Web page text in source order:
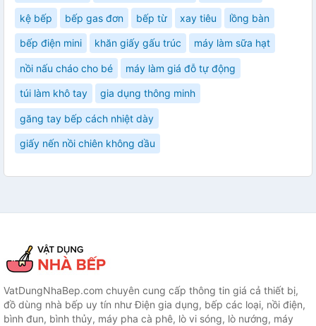
kệ bếp bếp gas đơn bếp từ xay tiêu lồng bàn
bếp điện mini khăn giấy gấu trúc máy làm sữa hạt
nồi nấu cháo cho bé máy làm giá đỗ tự động
túi làm khô tay gia dụng thông minh
găng tay bếp cách nhiệt dày
giấy nến nồi chiên không dầu
VatDungNhaBep.com chuyên cung cấp thông tin giá cả thiết bị,
đồ dùng nhà bếp uy tín như Điện gia dụng, bếp các loại, nồi điện,
bình đun, bình thủy, máy pha cà phê, lò vi sóng, lò nướng, máy